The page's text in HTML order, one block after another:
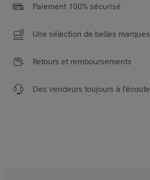
Paiement 100% sécurisé
Une sélection de belles marques
Retours et remboursements
Des vendeurs toujours à l’écoute